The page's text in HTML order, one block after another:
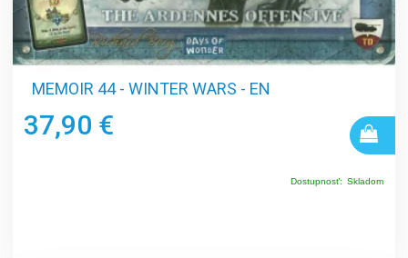
MEMOIR 44 - WINTER WARS - EN
37,90 €
Dostupnosť: Skladom